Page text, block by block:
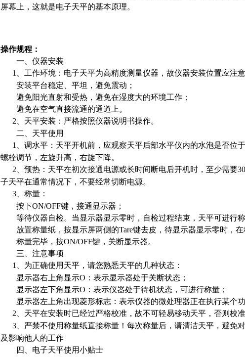
屏幕上，这就是电子天平的基本原理。
操作规程：
一、仪器安装
1
、工作环境：电子天平为高精度测量仪器，故仪器安装位置应注意
安装平台稳定、平坦，避免震动；
避免阳光直射和受热，避免在湿度大的环境工作；
避免在空气直接流通的通道上。
2 、天平安装：严格按照仪器说明书操作。
二、天平使用
1
、调水平：天平开机前，应观察天平后部水平仪内的水泡是否位
螺栓调节，左旋升高，右旋下降。
2 、预热：天平在初次接通电源或长时间断电后开机时，至少需要30
子天平在通常情况下，不要经常切断电源。
3 、称量：
按下ON/OFF键，接通显示器；
等待仪器自检。当显示器显示零时，自检过程结束，天平可进行称
放置称量纸，按显示屏两侧的Tare键去皮，待显示器显示零时，
称量完毕，按ON/OFF键，关断显示器。
三、注意事项
1
、为正确使用天平，请您熟悉天平的几种状态：
显示器右上角显示O ：表示显示器处于关断状态；
显示器左下角显示O ：表示仪器处于待机状态，可进行称量；
显示器左上角出现菱形标志：表示仪器的微处理器正在执行某个功
2 、天平在安装时已经过严格校准，故不可轻易移动天平，否则校
3 、严禁不使用称量纸直接称量！每次称量后，请清洁天平，避免
及影响他人的工作
四、电子天平使用小贴士